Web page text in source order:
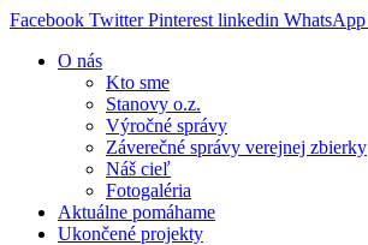
Facebook Twitter Pinterest linkedin WhatsApp
O nás
Kto sme
Stanovy o.z.
Výročné správy
Záverečné správy verejnej zbierky
Náš cieľ
Fotogaléria
Aktuálne pomáhame
Ukončené projekty